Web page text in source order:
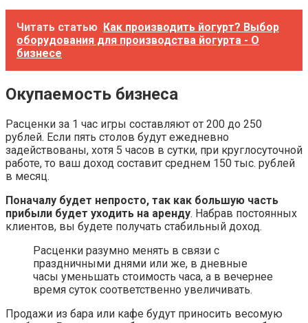
Читать статью Как производить йогурт? Выбор
оборудования для производства йогурта - О
бизнесе
Окупаемость бизнеса
Расценки за 1 час игры составляют от 200 до 250
рублей. Если пять столов будут ежедневно
задействованы, хотя 5 часов в сутки, при круглосуточной
работе, то ваш доход составит среднем 150 тыс. рублей
в месяц.
Поначалу будет непросто, так как большую часть
прибыли будет уходить на аренду. Набрав постоянных
клиентов, вы будете получать стабильный доход.
Расценки разумно менять в связи с
праздничными днями или же, в дневные
часы уменьшать стоимость часа, а в вечернее
время суток соответственно увеличивать.
Продажи из бара или кафе будут приносить весомую